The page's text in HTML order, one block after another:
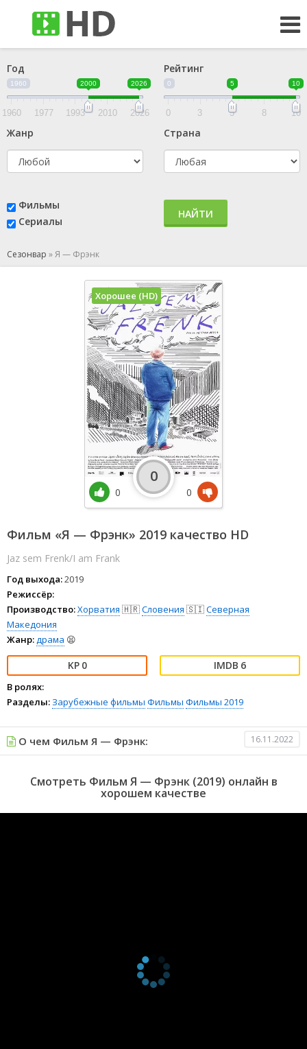
Год
1960 2000 2026
1960 1977 1993 2010 2026
Рейтинг
0 5 10
0 3 5 8 10
Жанр Страна
Фильмы
Сериалы
НАЙТИ
Сезонвар »Я — Фрэнк
Фильм «Я — Фрэнк» 2019 качество HD
Jaz sem Frenk/I am Frank
Год выхода:2019
Режиссёр:
Производство:Хорватия 🇭🇷Словения 🇸🇮Северная
Македония
Жанр: драма 😫
0 6
В ролях:
Разделы: Зарубежные фильмы Фильмы Фильмы 2019
Хорошее (HD)
0
0
0
О чем Фильм Я — Фрэнк: 16.11.2022
Смотреть Фильм Я — Фрэнк (2019) онлайн в
хорошем качестве